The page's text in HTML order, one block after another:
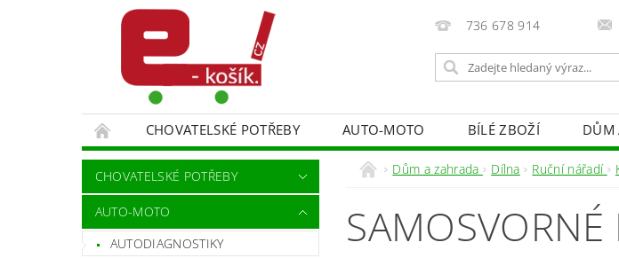
736 678 914
CHOVATELSKÉ POTŘEBY AUTO-MOTO BÍLÉ ZBOŽÍ DŮM
MALÍŘSKÉ NÁŘADÍ DOPLŇKY
MONITOROVACÍ TECHNIKA A ALARMY
SPORT A TURISTIKA
DĚTSKÉ ZBOŽÍ
CHOVATELSKÉ POTŘEBY
AUTO-MOTO
AUTODIAGNOSTIKY
Dům a zahrada Dílna Ruční nářadí
SAMOSVORNÉ